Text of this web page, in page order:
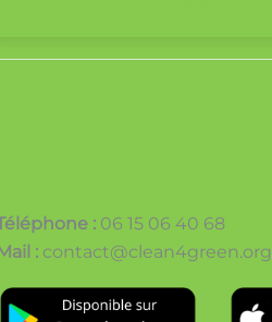
: 06 15 06 40 68
: contact@clean4green.org